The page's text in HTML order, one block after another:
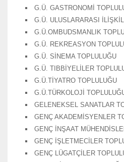
G.Ü. GASTRONOMİ
G.Ü. ULUSLARARASI
G.Ü.OMBUDSMANLIK
G.Ü. REKREASYON
G.Ü. SİNEMA TOPLULUĞU
G.Ü. TIBBİYELİLER
G.Ü.TİYATRO TOPLULUĞU
G.Ü.TÜRKOLOJİ
GELENEKSEL SANATLAR
GENÇ AKADEMİSYENLER
GENÇ İNŞAAT
GENÇ İŞLETMECİLER
GENÇ LÜGATÇİLER